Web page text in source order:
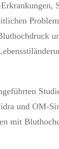
und OM-
mit